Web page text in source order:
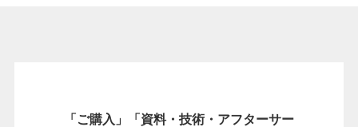
「ご購入」「資料・技術・アフターサー